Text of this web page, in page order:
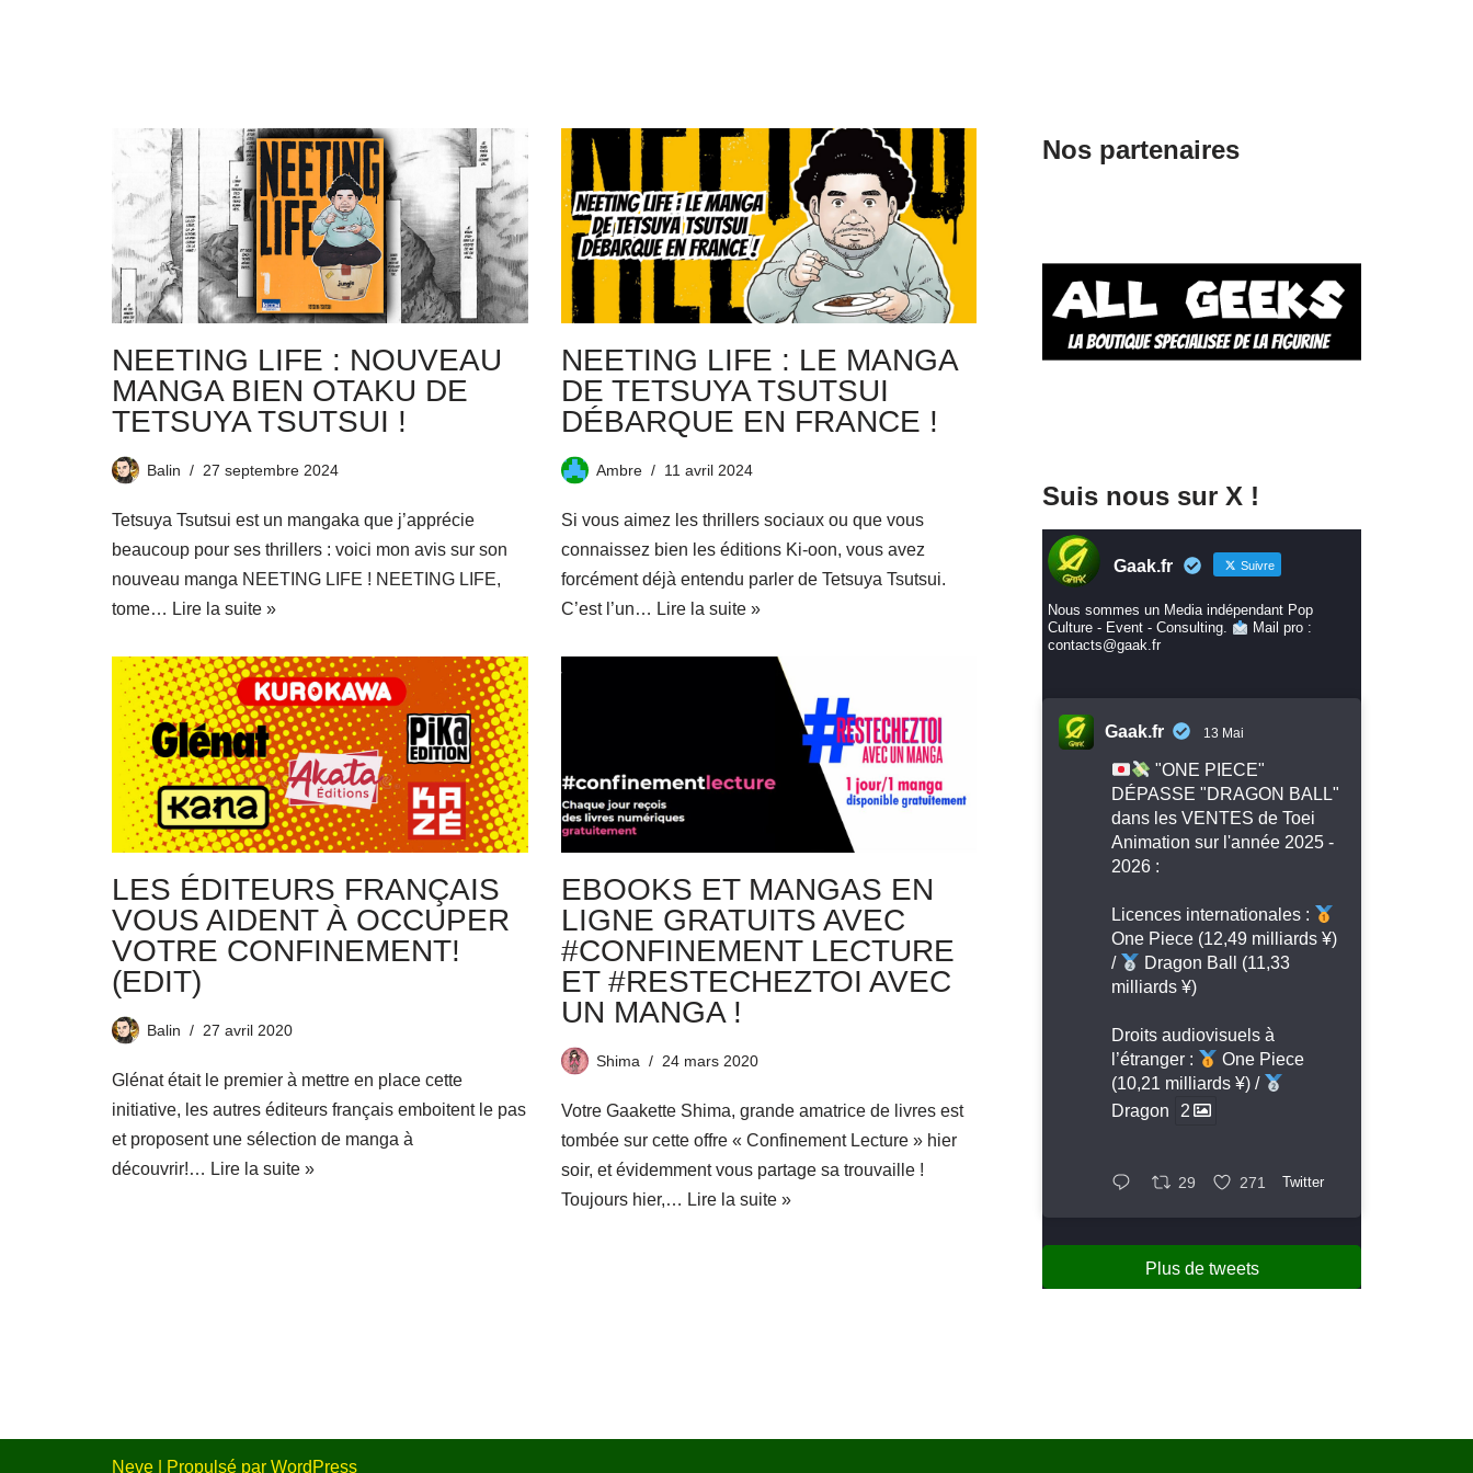
NEETING LIFE : NOUVEAU
MANGA BIEN OTAKU DE
TETSUYA TSUTSUI !
Balin 27 septembre 2024
Tetsuya Tsutsui est un mangaka que j’apprécie
beaucoup pour ses thrillers : voici mon avis sur son
nouveau manga NEETING LIFE ! NEETING LIFE,
tome… Lire la suite »
NEETING LIFE : LE MANGA
DE TETSUYA TSUTSUI
DÉBARQUE EN FRANCE !
Ambre 11 avril 2024
Si vous aimez les thrillers sociaux ou que vous
connaissez bien les éditions Ki-oon, vous avez
forcément déjà entendu parler de Tetsuya Tsutsui.
C’est l’un… Lire la suite »
LES ÉDITEURS FRANÇAIS
VOUS AIDENT À OCCUPER
VOTRE CONFINEMENT!
(EDIT)
Balin 27 avril 2020
Glénat était le premier à mettre en place cette
initiative, les autres éditeurs français emboitent le pas
et proposent une sélection de manga à
découvrir!… Lire la suite »
EBOOKS ET MANGAS EN
LIGNE GRATUITS AVEC
#CONFINEMENT LECTURE
ET #RESTECHEZTOI AVEC
UN MANGA !
Shima 24 mars 2020
Votre Gaakette Shima, grande amatrice de livres est
tombée sur cette offre « Confinement Lecture » hier
soir, et évidemment vous partage sa trouvaille !
Toujours hier,… Lire la suite »
Nos partenaires
Suis nous sur X !
Gaak.fr Suivre
Nous sommes un Media indépendant Pop
Culture - Event - Consulting.
Mail pro :
contacts@gaak.fr
Gaak.fr 13 Mai
"ONE PIECE"
DÉPASSE "DRAGON BALL"
dans les VENTES de Toei
Animation sur l'année 2025 -
2026 :
Licences internationales :
One Piece (12,49 milliards ¥)
/
Dragon Ball (11,33
milliards ¥)
Droits audiovisuels à
l’étranger :
One Piece
(10,21 milliards ¥) /
Dragon
2
29 271 Twitter
Plus de tweets
Neve | Propulsé par WordPress